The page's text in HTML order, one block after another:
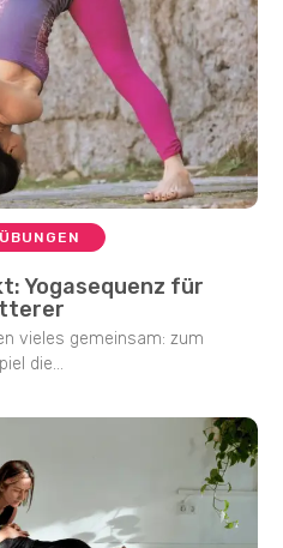
Yogasequenz für
vieles gemeinsam: zum
die...